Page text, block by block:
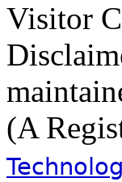
Visitor
(A